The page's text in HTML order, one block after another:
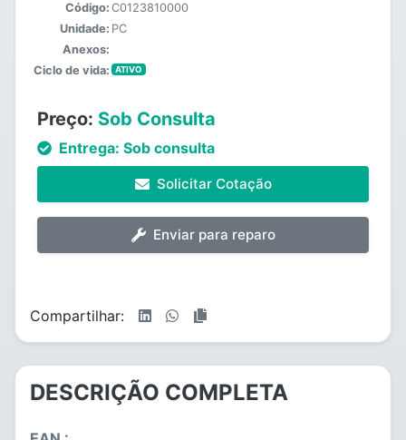
Código: C0123810000
Unidade: PC
Anexos:
Ciclo de vida:
ATIVO
Preço: Sob Consulta
Entrega: Sob consulta
Solicitar Cotação
Enviar para reparo
Compartilhar:
DESCRIÇÃO COMPLETA